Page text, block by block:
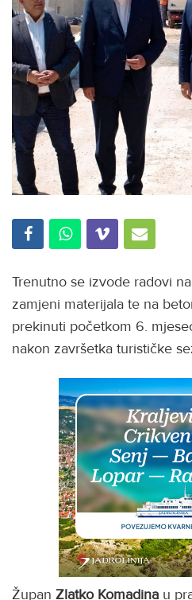
Trenutno se izvode radovi
zamjeni materijala te na
prekinuti početkom 6.
nakon završetka turističke
Župan Zlatko Komadina u